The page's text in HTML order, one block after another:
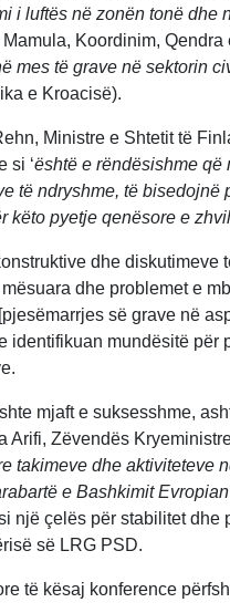
i luftës në zonën tonë
Koordinim, Qendra
mes të grave në sektorin
e Kroacisë).
Ministre e Shtetit të
si ‘është e rëndësishme që
të ndryshme, të
këto pyetje qenësore e
dhe diskutimeve
dhe problemet e
së grave në
identifikuan mundësitë për
mjaft e suksesshme,
Arifi, Zëvendës
takimeve dhe aktiviteteve
e Bashkimit
një çelës për stabilitet
së LRG PSD.
të kësaj konference